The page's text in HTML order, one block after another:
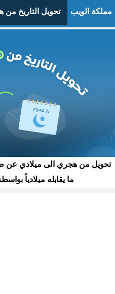
مملكة الويب تحويل التاريخ
تحويل من هجري الى ميلادي عن
ما يقابله ميلادياً